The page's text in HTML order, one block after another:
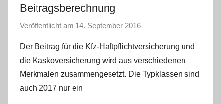
Beitragsberechnung
Veröffentlicht am 14. September 2016
n
C
W
Der Beitrag für die Kfz-Haftpflichtversicherung und
die Kaskoversicherung wird aus verschiedenen
Merkmalen zusammengesetzt. Die Typklassen sind
auch 2017 nur ein